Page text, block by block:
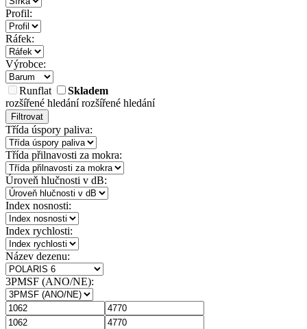
Profil:
Ráfek:
Výrobce:
Runflat
Skladem
rozšířené hledánírozšířené hledání
Filtrovat
Třída úspory paliva:
Třída přilnavosti za mokra:
Úroveň hlučnosti v dB:
Index nosnosti:
Index rychlosti:
Název dezenu:
3PMSF (ANO/NE):